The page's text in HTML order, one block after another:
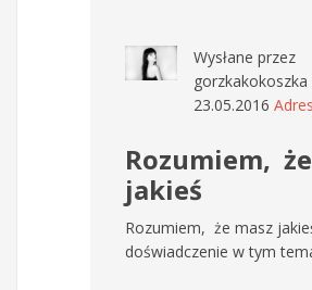
Wysłane przez
gorzkakokoszka
23.05.2016 Adres
Rozumiem,
jakieś
Rozumiem, że masz
doświadczenie w tym